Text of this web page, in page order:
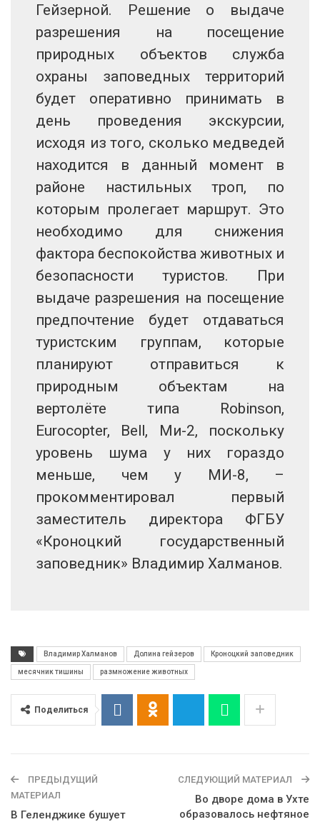
Гейзерной. Решение о выдаче
разрешения на посещение
природных объектов служба
охраны заповедных территорий
будет оперативно принимать в
день проведения экскурсии,
исходя из того, сколько медведей
находится в данный момент в
районе настильных троп, по
которым пролегает маршрут. Это
необходимо для снижения
фактора беспокойства животных и
безопасности туристов. При
выдаче разрешения на посещение
предпочтение будет отдаваться
туристским группам, которые
планируют отправиться к
природным объектам на
вертолёте типа Robinson,
Eurocopter, Bell, Ми-2, поскольку
уровень шума у них гораздо
меньше, чем у МИ-8, –
прокомментировал первый
заместитель директора ФГБУ
«Кроноцкий государственный
заповедник» Владимир Халманов.
Владимир Халманов Долина гейзеров Кроноцкий заповедник
месячник тишины размножение животных
Поделиться
ПРЕДЫДУЩИЙ
МАТЕРИАЛ
В Геленджике бушует
СЛЕДУЮЩИЙ МАТЕРИАЛ
Во дворе дома в Ухте
образовалось нефтяное